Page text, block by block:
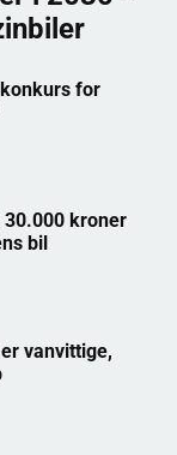
for
kroner
bil
vanvittige,